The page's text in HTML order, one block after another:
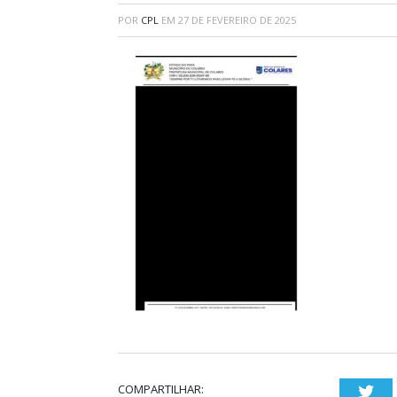
POR CPL EM 27 DE FEVEREIRO DE 2025
COMPARTILHAR: